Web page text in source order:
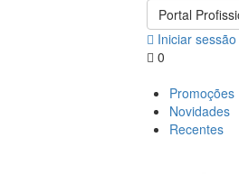
Portal
Iniciar sessão
0
Promoções
Novidades
Recentes